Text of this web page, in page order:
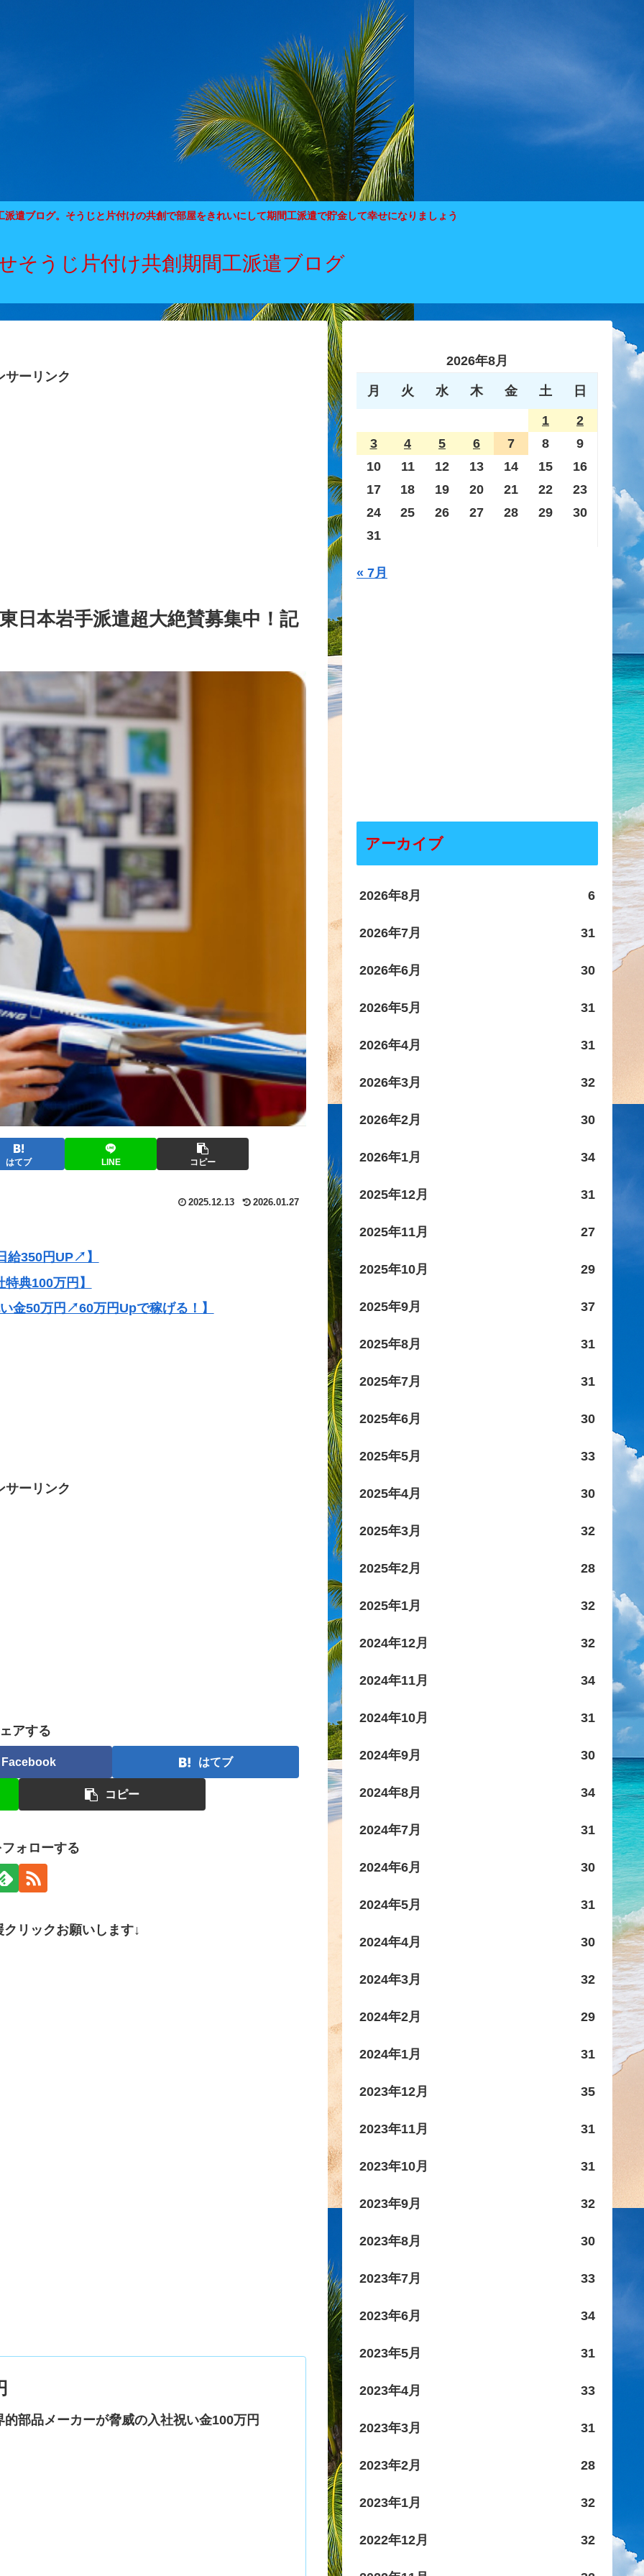
遣ブログ。そうじと片付けの共創で部屋をきれいにして期間工派遣で貯金して幸せになりましょう
そうじ片付け共創期間工派遣ブログ
サーリンク
日本岩手派遣超大絶賛募集中！記
はてブ LINE コピー
2025.12.13 2026.01.27
給350円UP↗】
典100万円】
金50万円↗60万円Upで稼げる！】
サーリンク
アする
Facebook はてブ
コピー
ォローする
リックお願いします↓
的部品メーカーが脅威の入社祝い金100万円
2026年8月
月 火 水 木 金 土 日
1
2
3
4 5 6 7 8
9
10
11 12 13 14 15
16
17
18 19 20 21 22
23
24
25 26 27 28 29
30
31
« 7月
アーカイブ
2026年8月 6
2026年7月 31
2026年6月 30
2026年5月 31
2026年4月 31
2026年3月 32
2026年2月 30
2026年1月 34
2025年12月 31
2025年11月 27
2025年10月 29
2025年9月 37
2025年8月 31
2025年7月 31
2025年6月 30
2025年5月 33
2025年4月 30
2025年3月 32
2025年2月 28
2025年1月 32
2024年12月 32
2024年11月 34
2024年10月 31
2024年9月 30
2024年8月 34
2024年7月 31
2024年6月 30
2024年5月 31
2024年4月 30
2024年3月 32
2024年2月 29
2024年1月 31
2023年12月 35
2023年11月 31
2023年10月 31
2023年9月 32
2023年8月 30
2023年7月 33
2023年6月 34
2023年5月 31
2023年4月 33
2023年3月 31
2023年2月 28
2023年1月 32
2022年12月 32